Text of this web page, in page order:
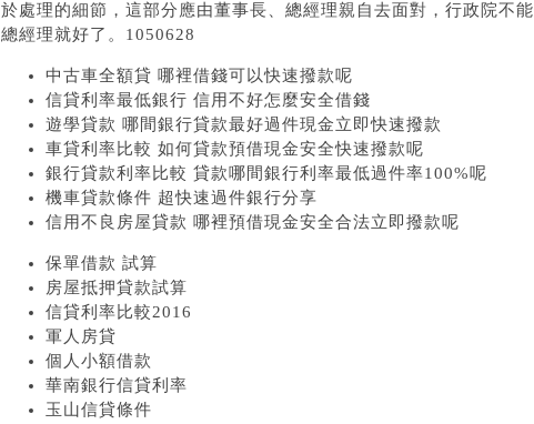
於處理的細節，這部分應由董事長、總經理親自去面對，行政院不
總經理就好了。1050628
中古車全額貸 哪裡借錢可以快速撥款呢
信貸利率最低銀行 信用不好怎麼安全借錢
遊學貸款 哪間銀行貸款最好過件現金立即快速撥款
車貸利率比較 如何貸款預借現金安全快速撥款呢
銀行貸款利率比較 貸款哪間銀行利率最低過件率100%呢
機車貸款條件 超快速過件銀行分享
信用不良房屋貸款 哪裡預借現金安全合法立即撥款呢
保單借款 試算
房屋抵押貸款試算
信貸利率比較2016
軍人房貸
個人小額借款
華南銀行信貸利率
玉山信貸條件